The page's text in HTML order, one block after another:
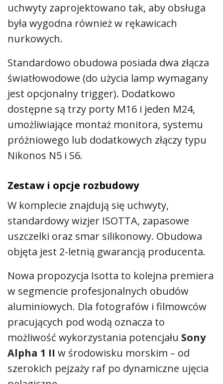
uchwyty zaprojektowano tak, aby obsługa
była wygodna również w rękawicach
nurkowych.
Standardowo obudowa posiada dwa złącza
światłowodowe (do użycia lamp wymagany
jest opcjonalny trigger). Dodatkowo
dostępne są trzy porty M16 i jeden M24,
umożliwiające montaż monitora, systemu
próżniowego lub dodatkowych złączy typu
Nikonos N5 i S6.
Zestaw i opcje rozbudowy
W komplecie znajdują się uchwyty,
standardowy wizjer ISOTTA, zapasowe
uszczelki oraz smar silikonowy. Obudowa
objęta jest 2-letnią gwarancją producenta.
Nowa propozycja Isotta to kolejna premiera
w segmencie profesjonalnych obudów
aluminiowych. Dla fotografów i filmowców
pracujących pod wodą oznacza to
możliwość wykorzystania potencjału Sony
Alpha 1 II w środowisku morskim – od
szerokich pejzaży raf po dynamiczne ujęcia